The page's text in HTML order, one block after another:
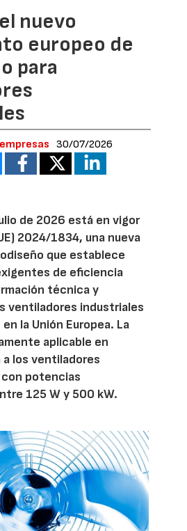
nuevo
europeo de
para
30/07/2026
de 2026 está en vigor
2024/1834, una nueva
que establece
de eficiencia
técnica y
ventiladores industriales
la Unión Europea. La
aplicable en
los ventiladores
potencias
125 W y 500 kW.